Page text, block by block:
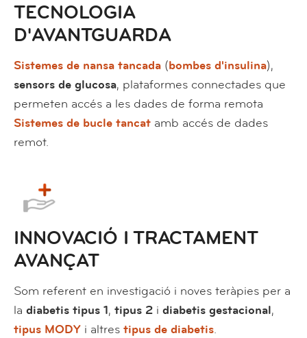
TECNOLOGIA
D'AVANTGUARDA
Sistemes de nansa tancada (bombes d'insulina),
sensors de glucosa, plataformes connectades que
permeten accés a les dades de forma remota
Sistemes de bucle tancat amb accés de dades
remot.
INNOVACIÓ I TRACTAMENT
AVANÇAT
Som referent en investigació i noves teràpies per a
la diabetis tipus 1, tipus 2 i diabetis gestacional,
tipus MODY i altres tipus de diabetis.